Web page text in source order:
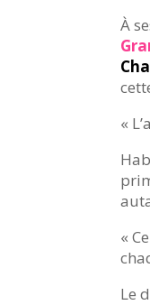
À
«
«
Le